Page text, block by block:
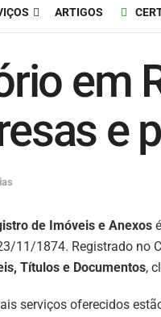
ARTIGOS
em
e
de Imóveis e Anexos
11/1874. Registrado no
Títulos e Documentos,
serviços oferecidos